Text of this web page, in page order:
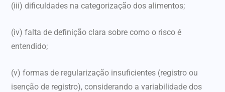
(iii) dificuldades na categorização dos alimentos;
(iv) falta de definição clara sobre como o risco é
entendido;
(v) formas de regularização insuficientes (registro ou
isenção de registro), considerando a variabilidade dos